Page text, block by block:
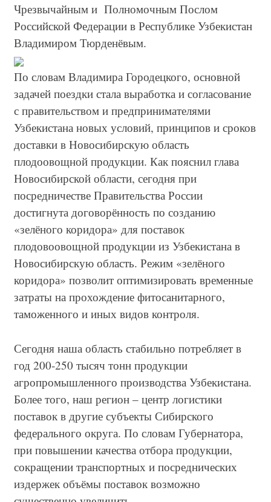
Чрезвычайным и Полномочным Послом
Российской Федерации в Республике Узбекистан
Владимиром Тюрденёвым.
По словам Владимира Городецкого, основной
задачей поездки стала выработка и согласование
с правительством и предпринимателями
Узбекистана новых условий, принципов и сроков
доставки в Новосибирскую область
плодоовощной продукции. Как пояснил глава
Новосибирской области, сегодня при
посредничестве Правительства России
достигнута договорённость по созданию
«зелёного коридора» для поставок
плодовоовощной продукции из Узбекистана в
Новосибирскую область. Режим «зелёного
коридора» позволит оптимизировать временные
затраты на прохождение фитосанитарного,
таможенного и иных видов контроля.
Сегодня наша область стабильно потребляет в
год 200-250 тысяч тонн продукции
агропромышленного производства Узбекистана.
Более того, наш регион – центр логистики
поставок в другие субъекты Сибирского
федерального округа. По словам Губернатора,
при повышении качества отбора продукции,
сокращении транспортных и посреднических
издержек объёмы поставок возможно